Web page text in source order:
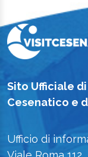
Sito Ufficiale
Cesenatico e
Ufficio di